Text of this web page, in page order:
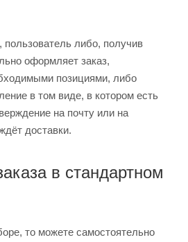
пользователь либо, получив
оформляет заказ,
позициями, либо
в том виде, в котором есть
на почту или на
доставки.
в стандартном
то можете самостоятельно